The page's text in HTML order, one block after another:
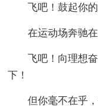
飞吧！鼓起你的
在运动场奔驰
飞吧！向理想
下！
但你毫不在乎